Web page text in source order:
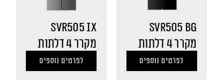
SVR505 BG
מקרר 4 דלתות
לפרטים נוספים
SVR505 IX
מקרר 4 דלתות
לפרטים נוספים